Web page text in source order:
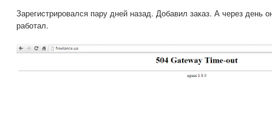
Зарегистрировался пару дней назад. Добавил заказ. А через день
работал.